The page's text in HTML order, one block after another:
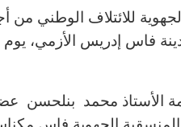
للائتلاف الوطني من
الأستاذ محمد بنلحسن